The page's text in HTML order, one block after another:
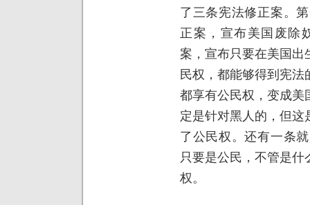
了三条宪法修正案。
正案，宣布美国废除
案，宣布只要在美国出
民权，都能够得到宪
都享有公民权，变成美
定是针对黑人的，但
了公民权。还有一条
只要是公民，不管是
权。